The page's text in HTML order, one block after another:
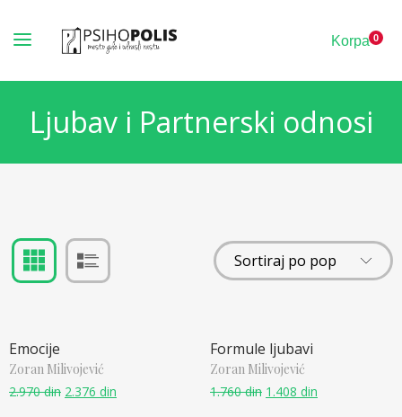
Korpa0
Ljubav i Partnerski odnosi
Emocije
Zoran Milivojević
2.970din 2.376 din
Formule ljubavi
Zoran Milivojević
1.760din 1.408 din